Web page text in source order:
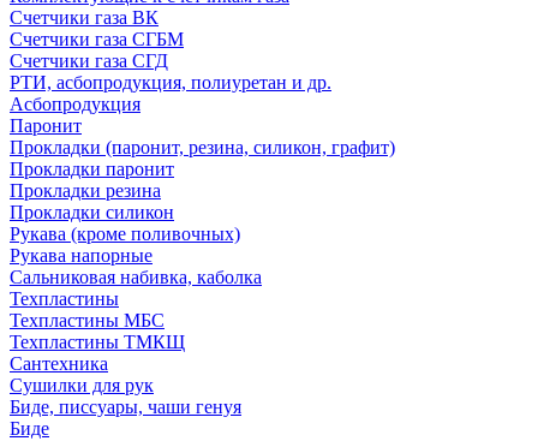
Счетчики газа ВК
Счетчики газа СГБМ
Счетчики газа СГД
РТИ, асбопродукция, полиуретан и др.
Асбопродукция
Паронит
Прокладки (паронит, резина, силикон, графит)
Прокладки паронит
Прокладки резина
Прокладки силикон
Рукава (кроме поливочных)
Рукава напорные
Сальниковая набивка, каболка
Техпластины
Техпластины МБС
Техпластины ТМКЩ
Сантехника
Сушилки для рук
Биде, писсуары, чаши генуя
Биде